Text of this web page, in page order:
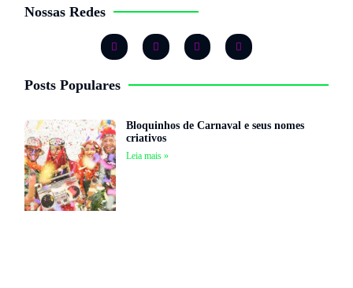
Nossas Redes
Posts Populares
Bloquinhos de Carnaval e seus nomes
criativos
Leia mais »